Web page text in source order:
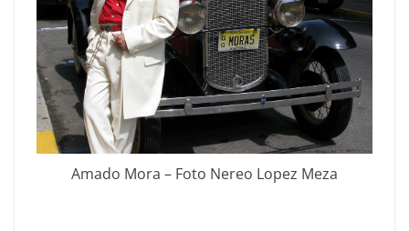
Amado Mora – Foto Nereo Lopez Meza